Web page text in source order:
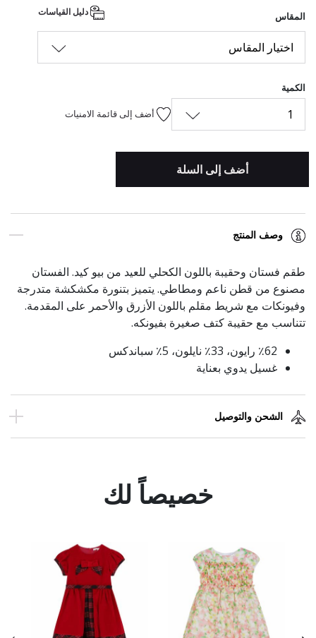
المقاس
اختيار المقاس
الكمية
1 أضف إلى قائمة الامنيات
أضف إلى السلة
وصف المنتج
طقم فستان وحقيبة باللون الكحلي للعيد من بيو كيد. الفستان
مصنوع من قطن ناعم ومطاطي. يتميز بتنورة مكشكشة متدرجة
وفيونكات مع شريط مقلم باللون الأزرق والأحمر على المقدمة.
تتناسب مع حقيبة كتف صغيرة بفيونكه.
٪62 رايون، 33٪ نايلون، 5٪ سباندكس
غسيل يدوي بعناية
الشحن والتوصيل
خصيصاً لك